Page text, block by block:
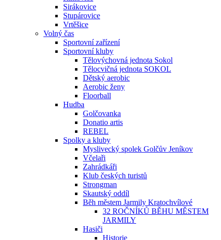
Sirákovice
Stupárovice
Vrtěšice
Volný čas
Sportovní zařízení
Sportovní kluby
Tělovýchovná jednota Sokol
Tělocvičná jednota SOKOL
Dětský aerobic
Aerobic ženy
Floorball
Hudba
Golčovanka
Donatio artis
REBEL
Spolky a kluby
Myslivecký spolek Golčův Jeníkov
Včelaři
Zahrádkáři
Klub českých turistů
Strongman
Skautský oddíl
Běh městem Jarmily Kratochvílové
32 ROČNÍKŮ BĚHU MĚSTEM
JARMILY
Hasiči
Historie